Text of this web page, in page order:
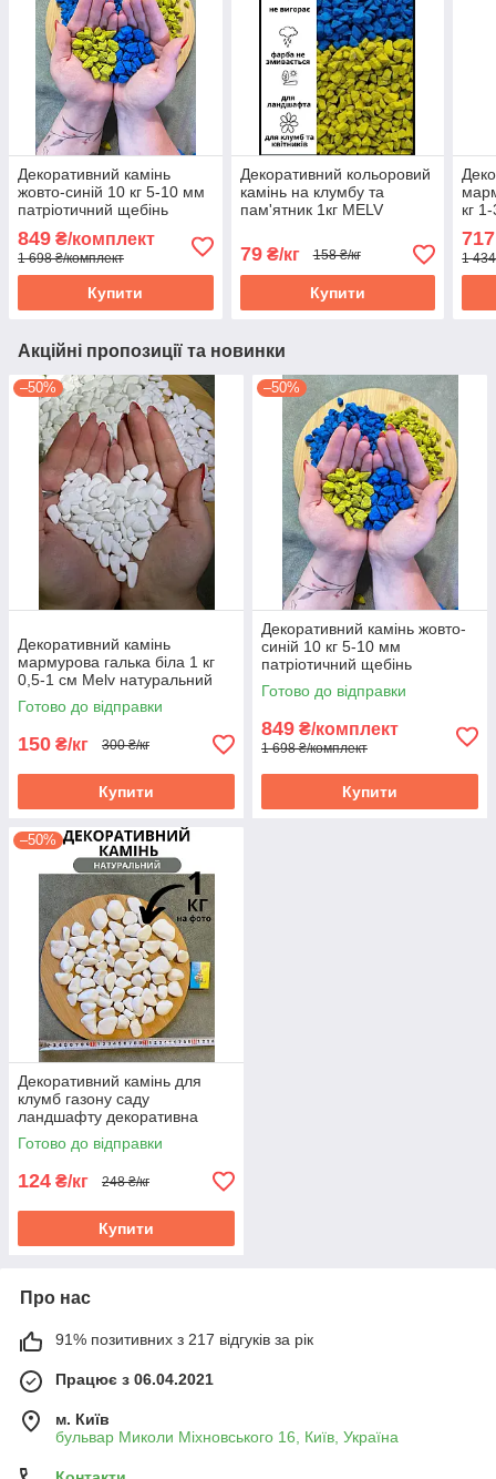
Декоративний камінь
жовто-синій 10 кг 5-10 мм
патріотичний щебінь
фарбований для
ландшафту та клумб melv
849 ₴/комплект
1 698 ₴/комплект
Купити
Декоративний кольоровий
камінь на клумбу та
пам'ятник 1кг MELV
патріотичний для
ландшафту
79₴/кг 158 ₴/кг
Купити
кг
717
1
Акційні пропозиції та новинки
–50%
Декоративний камінь
мармурова галька біла 1 кг
0,5-1 см Melv натуральний
камінь мармур для
ландшафту
Готово до відправки
150 ₴/кг 300 ₴/кг
Купити
–50%
Декоративний камінь жовто-
синій 10 кг 5-10 мм
патріотичний щебінь
фарбований для ландшафту
та клумб melv
Готово до відправки
849 ₴/комплект
1 698 ₴/комплект
Купити
–50%
Декоративний камінь для
клумб газону саду
ландшафту декоративна
мармурова галька біла 1 кг 2-
5 см
Готово до відправки
124 ₴/кг 248 ₴/кг
Купити
Про нас
91% позитивних з 217 відгуків за рік
Працює з 06.04.2021
м. Київ
бульвар Миколи Міхновського 16, Київ, Україна